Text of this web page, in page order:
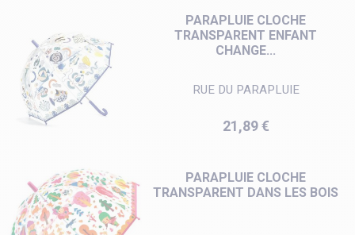
PARAPLUIE CLOCHE
TRANSPARENT ENFANT
CHANGE...
RUE DU PARAPLUIE
Prix
21,89 €
PARAPLUIE CLOCHE
TRANSPARENT DANS LES BOIS